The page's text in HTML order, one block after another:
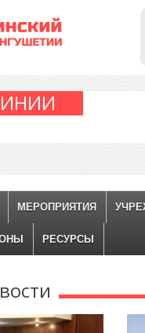
МЕРОПРИЯТИЯ
РЕСУРСЫ